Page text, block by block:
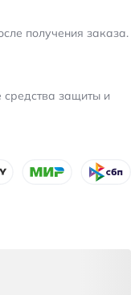
получения заказа.
средства защиты и